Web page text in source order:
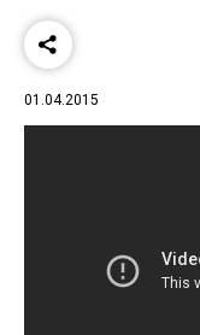
01.04.2015